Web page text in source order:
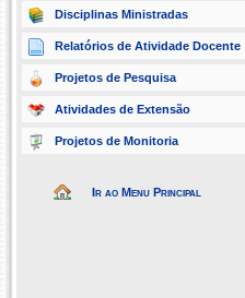
Disciplinas Ministradas
Relatórios de Atividade Docente
Projetos de Pesquisa
Atividades de Extensão
Projetos de Monitoria
Ir ao Menu Principal